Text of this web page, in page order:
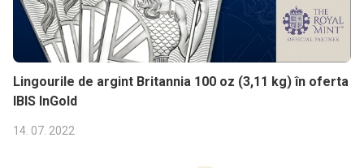
Lingourile de argint Britannia 100 oz (3,11 kg) în oferta
IBIS InGold
14. 07. 2022